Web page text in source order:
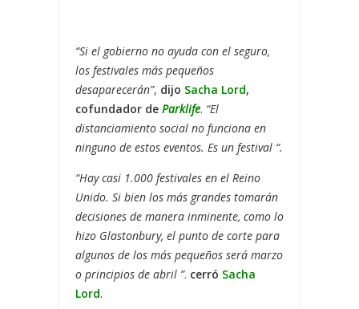
“Si el gobierno no ayuda con el seguro,
los festivales más pequeños
desaparecerán”, dijo Sacha Lord,
cofundador de Parklife. “El
distanciamiento social no funciona en
ninguno de estos eventos. Es un festival “.
“Hay casi 1.000 festivales en el Reino
Unido. Si bien los más grandes tomarán
decisiones de manera inminente, como lo
hizo Glastonbury, el punto de corte para
algunos de los más pequeños será marzo
o principios de abril ”. cerró Sacha
Lord.